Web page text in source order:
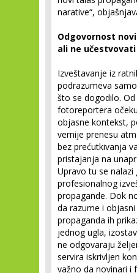
narative“,
Odgovornost
ali ne učestvovati
Izveštavanje iz
podrazumeva
što se dogodilo.
fotoreportera
objasne kontekst,
vernije prenesu
bez prećutkivanja
pristajanja na
Upravo tu se nalazi
profesionalnog
propagande. Dok
da razume i
propaganda ih
jednog ugla,
ne odgovaraju
servira iskrivljen
važno da novinari i